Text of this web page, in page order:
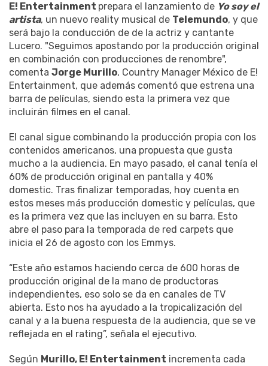
E! Entertainment prepara el lanzamiento de Yo soy el
artista, un nuevo reality musical de Telemundo, y que
será bajo la conducción de de la actriz y cantante
Lucero. "Seguimos apostando por la producción original
en combinación con producciones de renombre",
comenta Jorge Murillo, Country Manager México de E!
Entertainment, que además comentó que estrena una
barra de películas, siendo esta la primera vez que
incluirán filmes en el canal.
El canal sigue combinando la producción propia con los
contenidos americanos, una propuesta que gusta
mucho a la audiencia. En mayo pasado, el canal tenía el
60% de producción original en pantalla y 40%
domestic. Tras finalizar temporadas, hoy cuenta en
estos meses más producción domestic y películas, que
es la primera vez que las incluyen en su barra. Esto
abre el paso para la temporada de red carpets que
inicia el 26 de agosto con los Emmys.
“Este año estamos haciendo cerca de 600 horas de
producción original de la mano de productoras
independientes, eso solo se da en canales de TV
abierta. Esto nos ha ayudado a la tropicalización del
canal y a la buena respuesta de la audiencia, que se ve
reflejada en el rating”, señala el ejecutivo.
Según Murillo, E! Entertainment incrementa cada